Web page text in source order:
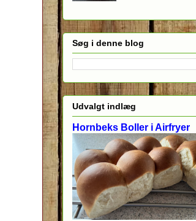
Søg i denne blog
Udvalgt indlæg
Hornbeks Boller i Airfryer